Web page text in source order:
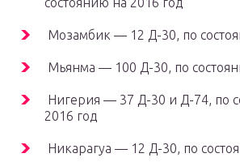
Мозамбик — 12 Д-30, по
Мьянма — 100 Д-30, по
Нигерия — 37 Д-30 и Д-74, по
2016 год
Никарагуа — 12 Д-30, по